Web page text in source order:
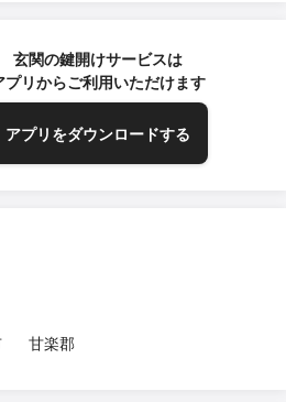
玄関の鍵開けサービスは
プリからご利用いただけます
アプリをダウンロードする
甘楽郡